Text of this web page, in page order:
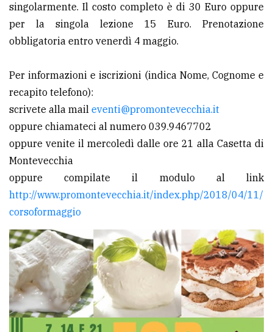
policy
Cookie
singolarmente. Il costo completo è di 30 Euro oppure
per la singola lezione 15 Euro. Prenotazione
obbligatoria entro venerdì 4 maggio.
Per informazioni e iscrizioni (indica Nome, Cognome e
recapito telefono):
scrivete alla mail eventi@promontevecchia.it
oppure chiamateci al numero 039.9467702
oppure venite il mercoledì dalle ore 21 alla Casetta di
Montevecchia
oppure compilate il modulo al link
http://www.promontevecchia.it/index.php/2018/04/11/
corsoformaggio